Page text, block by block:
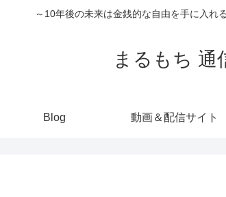
～10年後の未来は金銭的な自由を手に入れ
まるもち 通
Blog 動画＆配信サイト